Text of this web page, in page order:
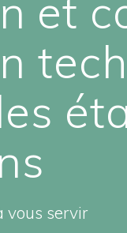
et
vous servir